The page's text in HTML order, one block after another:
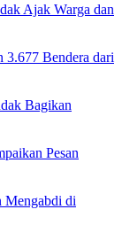
Ajak Warga dan
3.677 Bendera dari
Bagikan
Pesan
Mengabdi di